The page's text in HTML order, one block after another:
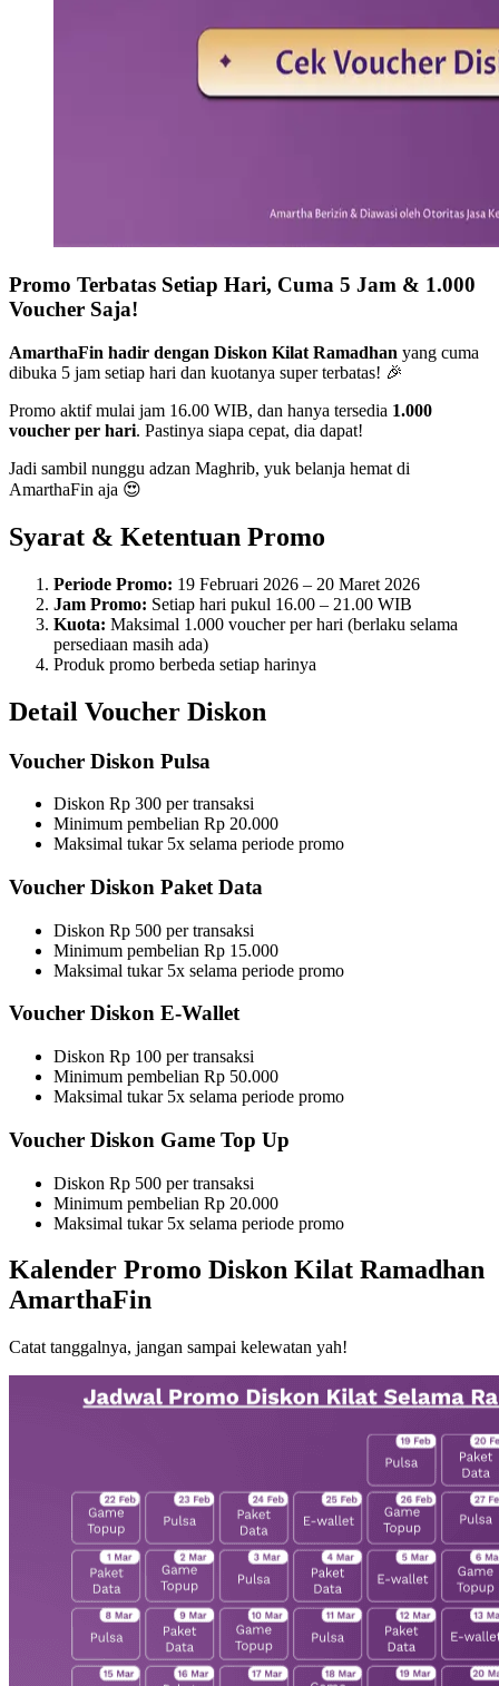
Promo Terbatas Setiap Hari, Cuma 5 Jam & 1.000
Voucher Saja!
AmarthaFin hadir dengan Diskon Kilat Ramadhan yang cuma
dibuka 5 jam setiap hari dan kuotanya super terbatas! 🎉
Promo aktif mulai jam 16.00 WIB, dan hanya tersedia 1.000
voucher per hari. Pastinya siapa cepat, dia dapat!
Jadi sambil nunggu adzan Maghrib, yuk belanja hemat di
AmarthaFin aja 😍
Syarat & Ketentuan Promo
Periode Promo: 19 Februari 2026 – 20 Maret 2026
Jam Promo: Setiap hari pukul 16.00 – 21.00 WIB
Kuota: Maksimal 1.000 voucher per hari (berlaku selama
persediaan masih ada)
Produk promo berbeda setiap harinya
Detail Voucher Diskon
Voucher Diskon Pulsa
Diskon Rp 300 per transaksi
Minimum pembelian Rp 20.000
Maksimal tukar 5x selama periode promo
Voucher Diskon Paket Data
Diskon Rp 500 per transaksi
Minimum pembelian Rp 15.000
Maksimal tukar 5x selama periode promo
Voucher Diskon E-Wallet
Diskon Rp 100 per transaksi
Minimum pembelian Rp 50.000
Maksimal tukar 5x selama periode promo
Voucher Diskon Game Top Up
Diskon Rp 500 per transaksi
Minimum pembelian Rp 20.000
Maksimal tukar 5x selama periode promo
Kalender Promo Diskon Kilat Ramadhan
AmarthaFin
Catat tanggalnya, jangan sampai kelewatan yah!